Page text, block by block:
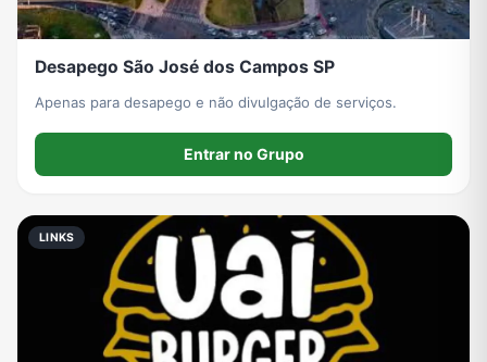
Desapego São José dos Campos SP
Apenas para desapego e não divulgação de serviços.
Entrar no Grupo
LINKS